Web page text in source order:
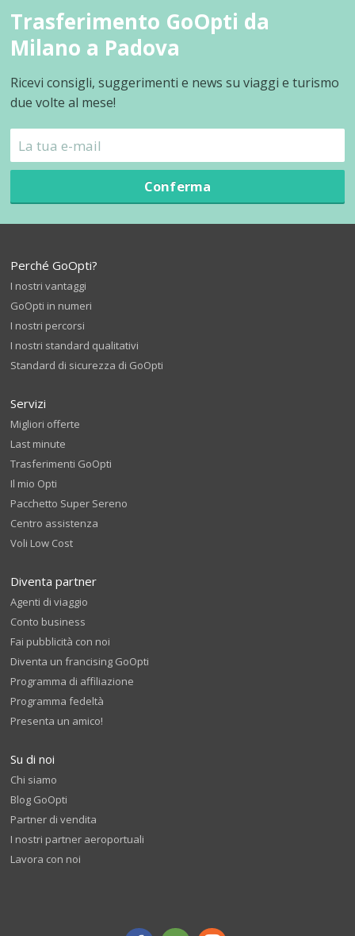
Trasferimento GoOpti da
Milano a Padova
Ricevi consigli, suggerimenti e news su viaggi e turismo
due volte al mese!
Conferma
Perché GoOpti?
I nostri vantaggi
GoOpti in numeri
I nostri percorsi
I nostri standard qualitativi
Standard di sicurezza di GoOpti
Servizi
Migliori offerte
Last minute
Trasferimenti GoOpti
Il mio Opti
Pacchetto Super Sereno
Centro assistenza
Voli Low Cost
Diventa partner
Agenti di viaggio
Conto business
Fai pubblicità con noi
Diventa un francising GoOpti
Programma di affiliazione
Programma fedeltà
Presenta un amico!
Su di noi
Chi siamo
Blog GoOpti
Partner di vendita
I nostri partner aeroportuali
Lavora con noi